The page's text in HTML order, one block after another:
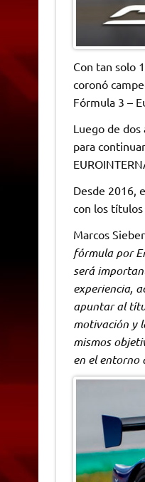
Con tan solo
coronó
Fórmula 3 –
Luego de
para
Desde 2016,
con los
Marcos
fórmula por
será
experiencia,
apuntar al
motivación y
mismos
en el entorno